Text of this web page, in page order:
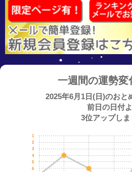
一週間の運勢変
2025年6月1日(日)のおと
前日の日付
3位アップしま
6
5
4
3
2
1